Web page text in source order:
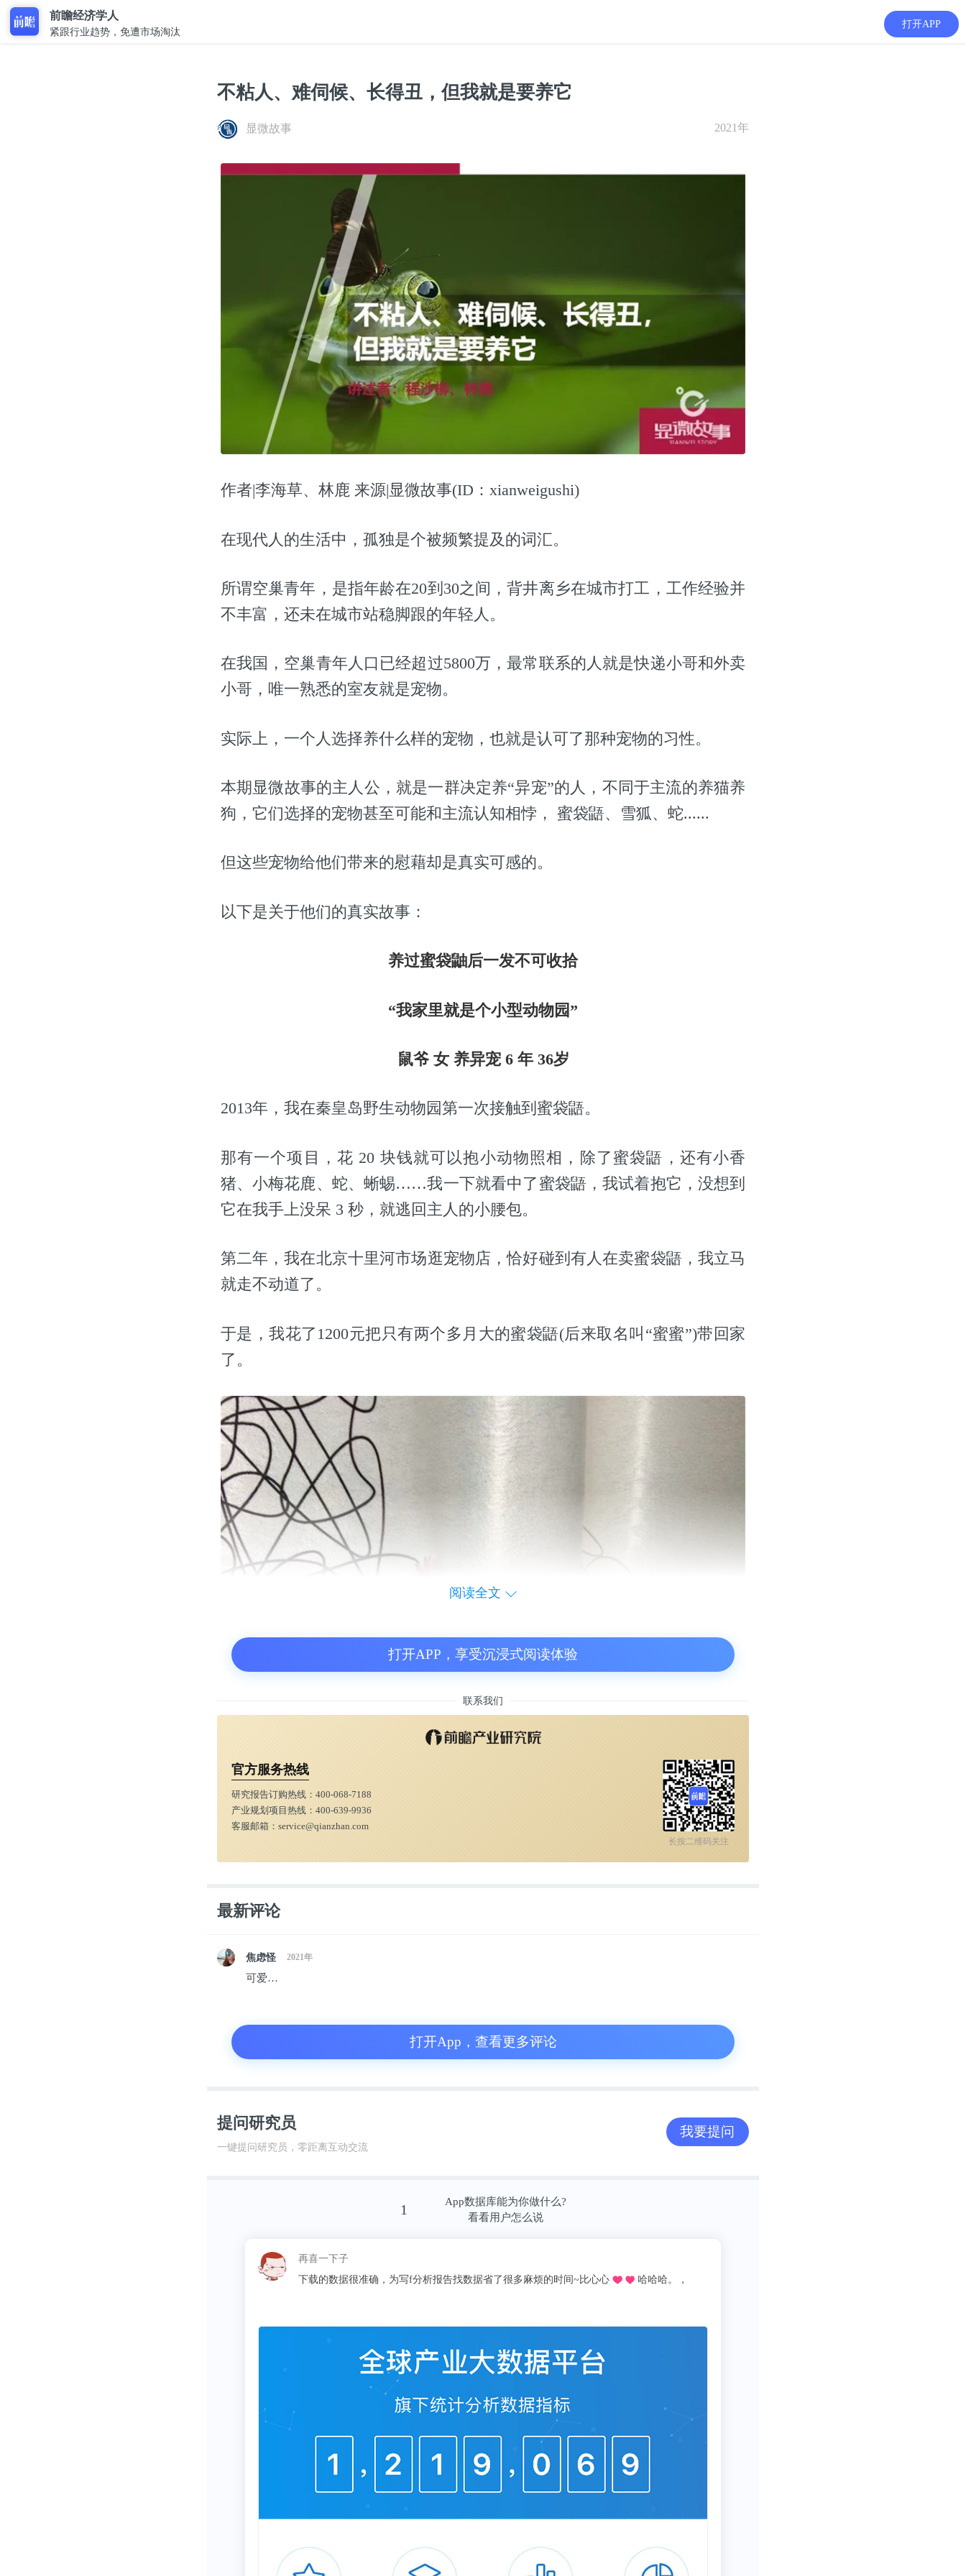
前瞻经济学人
紧跟行业趋势，免遭市场淘汰
打开APP
不粘人、难伺候、长得丑，但我就是要养它
显微故事 2021年
作者|李海草、林鹿 来源|显微故事(ID：xianweigushi)
在现代人的生活中，孤独是个被频繁提及的词汇。
所谓空巢青年，是指年龄在20到30之间，背井离乡在城市打工，工作经验并
不丰富，还未在城市站稳脚跟的年轻人。
在我国，空巢青年人口已经超过5800万，最常联系的人就是快递小哥和外卖
小哥，唯一熟悉的室友就是宠物。
实际上，一个人选择养什么样的宠物，也就是认可了那种宠物的习性。
本期显微故事的主人公，就是一群决定养“异宠”的人，不同于主流的养猫养
狗，它们选择的宠物甚至可能和主流认知相悖， 蜜袋鼯、雪狐、蛇......
但这些宠物给他们带来的慰藉却是真实可感的。
以下是关于他们的真实故事：
养过蜜袋鼬后一发不可收拾
“我家里就是个小型动物园”
鼠爷 女 养异宠 6 年 36岁
2013年，我在秦皇岛野生动物园第一次接触到蜜袋鼯。
那有一个项目，花 20 块钱就可以抱小动物照相，除了蜜袋鼯，还有小香
猪、小梅花鹿、蛇、蜥蜴……我一下就看中了蜜袋鼯，我试着抱它，没想到
它在我手上没呆 3 秒，就逃回主人的小腰包。
第二年，我在北京十里河市场逛宠物店，恰好碰到有人在卖蜜袋鼯，我立马
就走不动道了。
于是，我花了1200元把只有两个多月大的蜜袋鼯(后来取名叫“蜜蜜”)带回家
了。
图 | 小时候的蜜蜜
住一屋檐下的我爸妈只认我，才发现这小家伙真的忠心。
蜜袋鼯属于夜行类动物，白天不喜欢活动，只在夜里闹腾。有时我会带它出
门，但它只喜欢躲在我包里睡觉。
如果把它从笼子放出来，它会非常活泼地四处探索——沙发缝、桌角下都是
他爱“探险”的地方。
不过，它身型太小，如果人稍不注意就找不到了。但只要我一敲地板，他就
会乖乖跑过来找我，别人都不行。
阅读全文
打开APP，享受沉浸式阅读体验
联系我们
官方服务热线
研究报告订购热线：400-068-7188
产业规划项目热线：400-639-9936
客服邮箱：service@qianzhan.com
长按二维码关注
最新评论
焦虑怪 2021年
可爱…
打开App，查看更多评论
提问研究员
一键提问研究员，零距离互动交流
我要提问
1
App数据库能为你做什么?
看看用户怎么说
这昵称我pick了
同学推荐的o，不用去图书馆在宿舍就可以看文献写论文啦，再也不用早起去扒位23333